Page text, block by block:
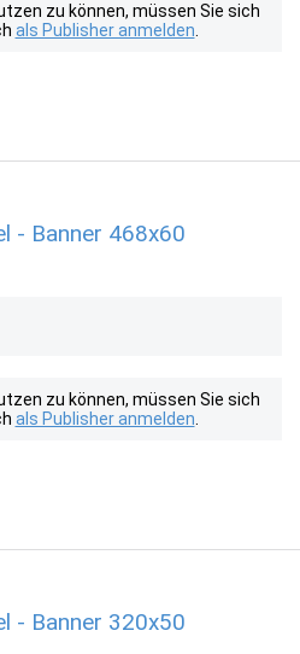
zu können, müssen Sie sich
als Publisher anmelden
- Banner 468x60
zu können, müssen Sie sich
als Publisher anmelden
- Banner 320x50